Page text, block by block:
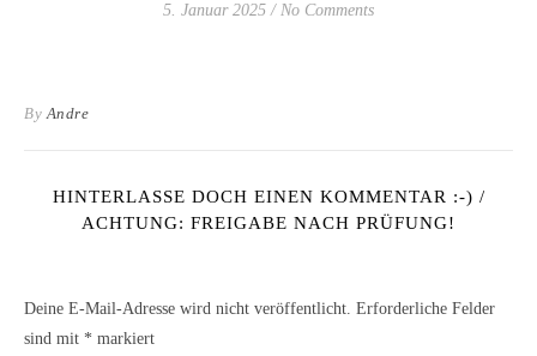
5. Januar 2025 / No Comments
ByAndre
HINTERLASSE DOCH EINEN KOMMENTAR :-) /
ACHTUNG: FREIGABE NACH PRÜFUNG!
Deine E-Mail-Adresse wird nicht veröffentlicht. Erforderliche Felder
sind mit * markiert